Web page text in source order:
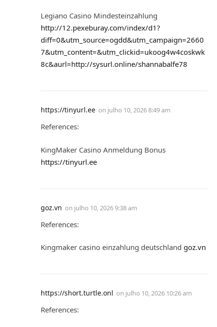
Legiano Casino Mindesteinzahlung
http://12.pexeburay.com/index/d1?
diff=0&utm_source=ogdd&utm_campaign=2660
7&utm_content=&utm_clickid=ukoog4w4coskwk
8c&aurl=http://sysurl.online/shannabalfe78
https://tinyurl.ee on julho 10, 2026 8:49 am
References:
KingMaker Casino Anmeldung Bonus
https://tinyurl.ee
goz.vn on julho 10, 2026 9:38 am
References:
Kingmaker casino einzahlung deutschland goz.vn
https://short.turtle.onl on julho 10, 2026 10:26 am
References: